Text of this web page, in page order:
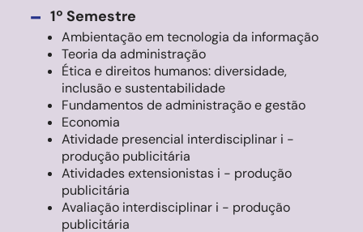
- 1º Semestre
Ambientação em tecnologia da informação
Teoria da administração
Ética e direitos humanos: diversidade,
inclusão e sustentabilidade
Fundamentos de administração e gestão
Economia
Atividade presencial interdisciplinar i -
produção publicitária
Atividades extensionistas i - produção
publicitária
Avaliação interdisciplinar i - produção
publicitária